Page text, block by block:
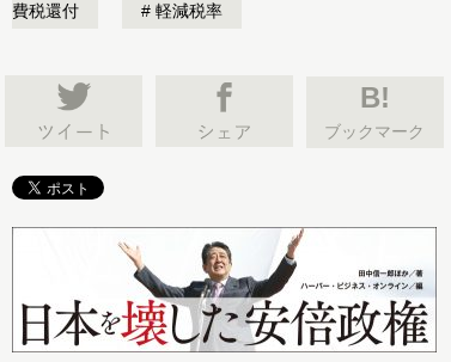
費税還付 軽減税率
B!
ブックマーク